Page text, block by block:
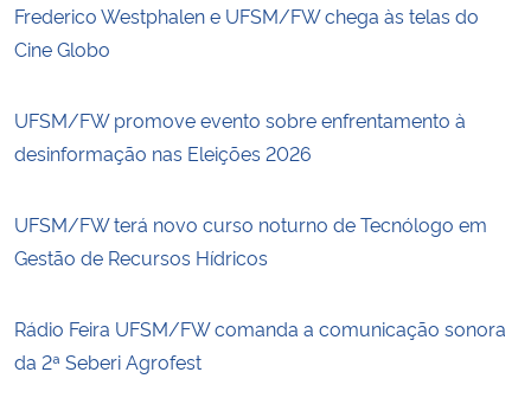
Frederico Westphalen e UFSM/FW chega às telas do
Cine Globo
UFSM/FW promove evento sobre enfrentamento à
desinformação nas Eleições 2026
UFSM/FW terá novo curso noturno de Tecnólogo em
Gestão de Recursos Hídricos
Rádio Feira UFSM/FW comanda a comunicação sonora
da 2ª Seberi Agrofest